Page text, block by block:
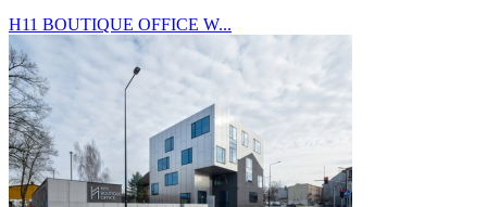
H11 BOUTIQUE OFFICE W...